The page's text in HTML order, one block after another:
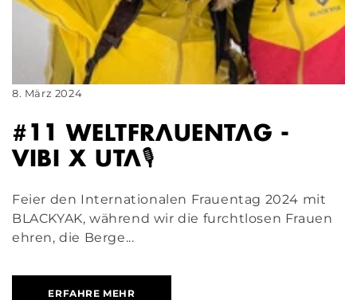
8. März 2024
#11 WELTFRAUENTAG -
VIBI X UTA🎙️
Feier den Internationalen Frauentag 2024 mit
BLACKYAK, während wir die furchtlosen Frauen
ehren, die Berge...
ERFAHRE MEHR